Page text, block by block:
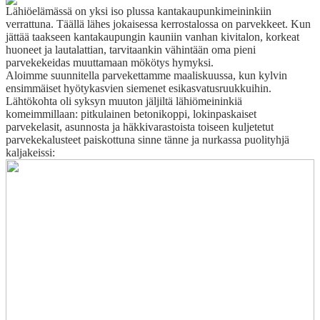
Lähiöelämässä on yksi iso plussa kantakaupunkimeininkiin
verrattuna. Täällä lähes jokaisessa kerrostalossa on parvekkeet. Kun
jättää taakseen kantakaupungin kauniin vanhan kivitalon, korkeat
huoneet ja lautalattian, tarvitaankin vähintään oma pieni
parvekekeidas muuttamaan mökötys hymyksi.
Aloimme suunnitella parvekettamme maaliskuussa, kun kylvin
ensimmäiset hyötykasvien siemenet esikasvatusruukkuihin.
Lähtökohta oli syksyn muuton jäljiltä lähiömeininkiä
komeimmillaan: pitkulainen betonikoppi, lokinpaskaiset
parvekelasit, asunnosta ja häkkivarastoista toiseen kuljetetut
parvekekalusteet paiskottuna sinne tänne ja nurkassa puolityhjä
kaljakeissi: